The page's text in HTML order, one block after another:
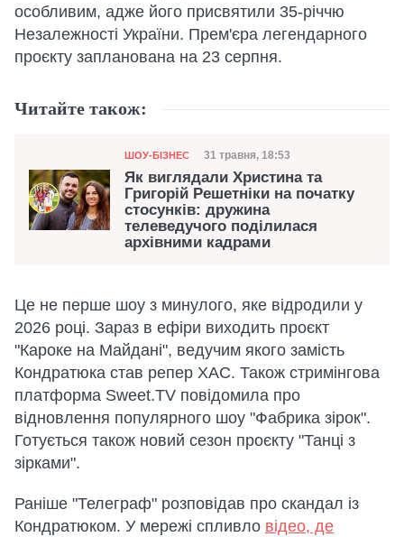
особливим, адже його присвятили 35-річчю
Незалежності України. Прем'єра легендарного
проєкту запланована на 23 серпня.
Читайте також:
Категорія
ШОУ-БІЗНЕС Дата публікації
31 травня, 18:53
Як виглядали Христина та
Григорій Решетніки на початку
стосунків: дружина
телеведучого поділилася
архівними кадрами
Це не перше шоу з минулого, яке відродили у
2026 році. Зараз в ефіри виходить проєкт
"Кароке на Майдані", ведучим якого замість
Кондратюка став репер ХАС. Також стримінгова
платформа Sweet.TV повідомила про
відновлення популярного шоу "Фабрика зірок".
Готується також новий сезон проєкту "Танці з
зірками".
Раніше "Телеграф" розповідав про скандал із
Кондратюком. У мережі спливло відео, де